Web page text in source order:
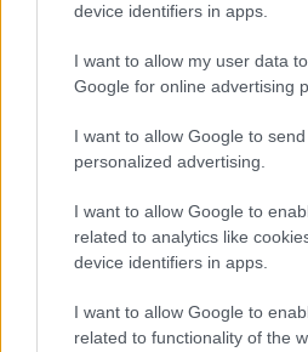
device identifiers in apps.
I want to allow my user data
Google for online advertising
I want to allow Google to
personalized advertising.
I want to allow Google to
related to analytics like
device identifiers in apps.
I want to allow Google to
related to functionality of the